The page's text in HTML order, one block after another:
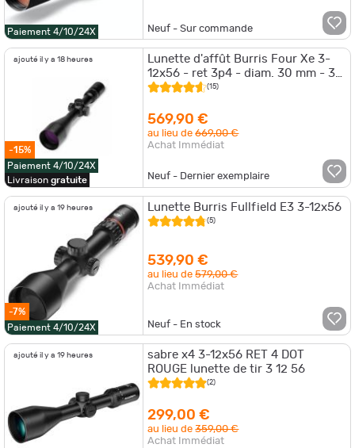
Paiement 4/10/24X Neuf - Sur commande
ajouté il y a 18 heures
-15%
Paiement 4/10/24X
Livraison gratuite
Lunette d'affût Burris Four Xe 3-
12x56 - ret 3p4 - diam. 30 mm - 3-
12x56
(15)
569,90 €
au lieu de669,00 €
Achat Immédiat
Neuf - Dernier exemplaire
ajouté il y a 19 heures
-7%
Paiement 4/10/24X
Lunette Burris Fullfield E3 3-12x56
(5)
539,90 €
au lieu de579,00 €
Achat Immédiat
Neuf - En stock
ajouté il y a 19 heures
sabre x4 3-12x56 RET 4 DOT
ROUGE lunette de tir 3 12 56
(2)
299,00 €
au lieu de359,00 €
Achat Immédiat